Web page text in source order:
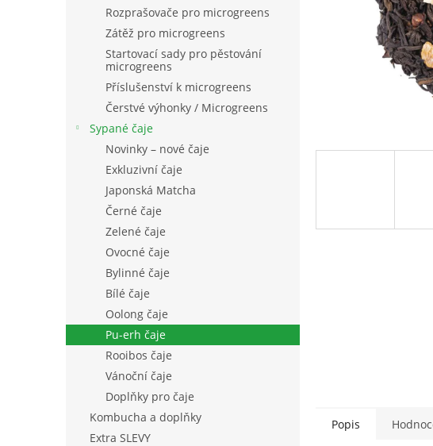
Rozprašovače pro microgreens
Zátěž pro microgreens
Startovací sady pro pěstování
microgreens
Příslušenství k microgreens
Čerstvé výhonky / Microgreens
Sypané čaje
Novinky – nové čaje
Exkluzivní čaje
Japonská Matcha
Černé čaje
Zelené čaje
Ovocné čaje
Bylinné čaje
Bílé čaje
Oolong čaje
Pu-erh čaje
Rooibos čaje
Vánoční čaje
Doplňky pro čaje
Kombucha a doplňky
Extra SLEVY
Popis